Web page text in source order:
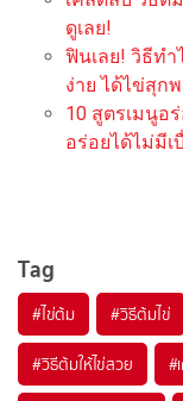
ดูเลย!
ฟินเลย! วิธีท
ง่าย ได้ไข่สุก
10 สูตรเมนูอ
อร่อยได้ไม่มีเ
Tag
#ไข่ต้ม #วิธีต้มไข่
#วิธีต้มให้ไข่สวย #